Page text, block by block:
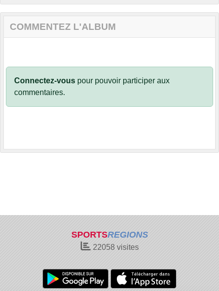
COMMENTEZ L'ALBUM
Connectez-vous pour pouvoir participer aux
commentaires.
SPORTSREGIONS
22058visites